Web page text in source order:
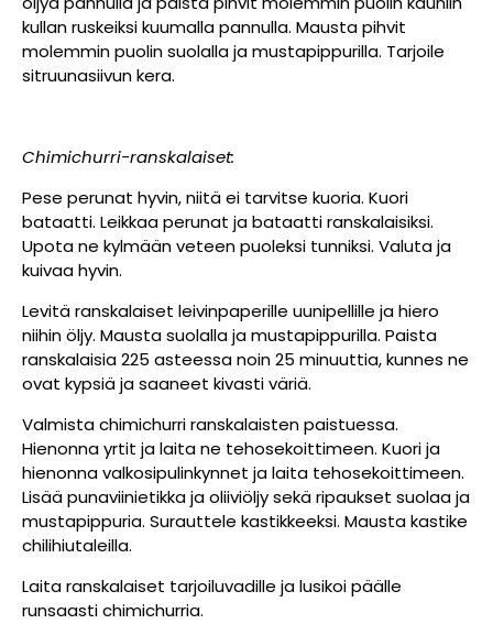
kullan ruskeiksi kuumalla pannulla. Mausta pihvit
molemmin puolin suolalla ja mustapippurilla. Tarjoile
sitruunasiivun kera.
Chimichurri-ranskalaiset:
Pese perunat hyvin, niitä ei tarvitse kuoria. Kuori
bataatti. Leikkaa perunat ja bataatti ranskalaisiksi.
Upota ne kylmään veteen puoleksi tunniksi. Valuta ja
kuivaa hyvin.
Levitä ranskalaiset leivinpaperille uunipellille ja hiero
niihin öljy. Mausta suolalla ja mustapippurilla. Paista
ranskalaisia 225 asteessa noin 25 minuuttia, kunnes ne
ovat kypsiä ja saaneet kivasti väriä.
Valmista chimichurri ranskalaisten paistuessa.
Hienonna yrtit ja laita ne tehosekoittimeen. Kuori ja
hienonna valkosipulinkynnet ja laita tehosekoittimeen.
Lisää punaviinietikka ja oliiviöljy sekä ripaukset suolaa ja
mustapippuria. Surauttele kastikkeeksi. Mausta kastike
chilihiutaleilla.
Laita ranskalaiset tarjoiluvadille ja lusikoi päälle
runsaasti chimichurria.